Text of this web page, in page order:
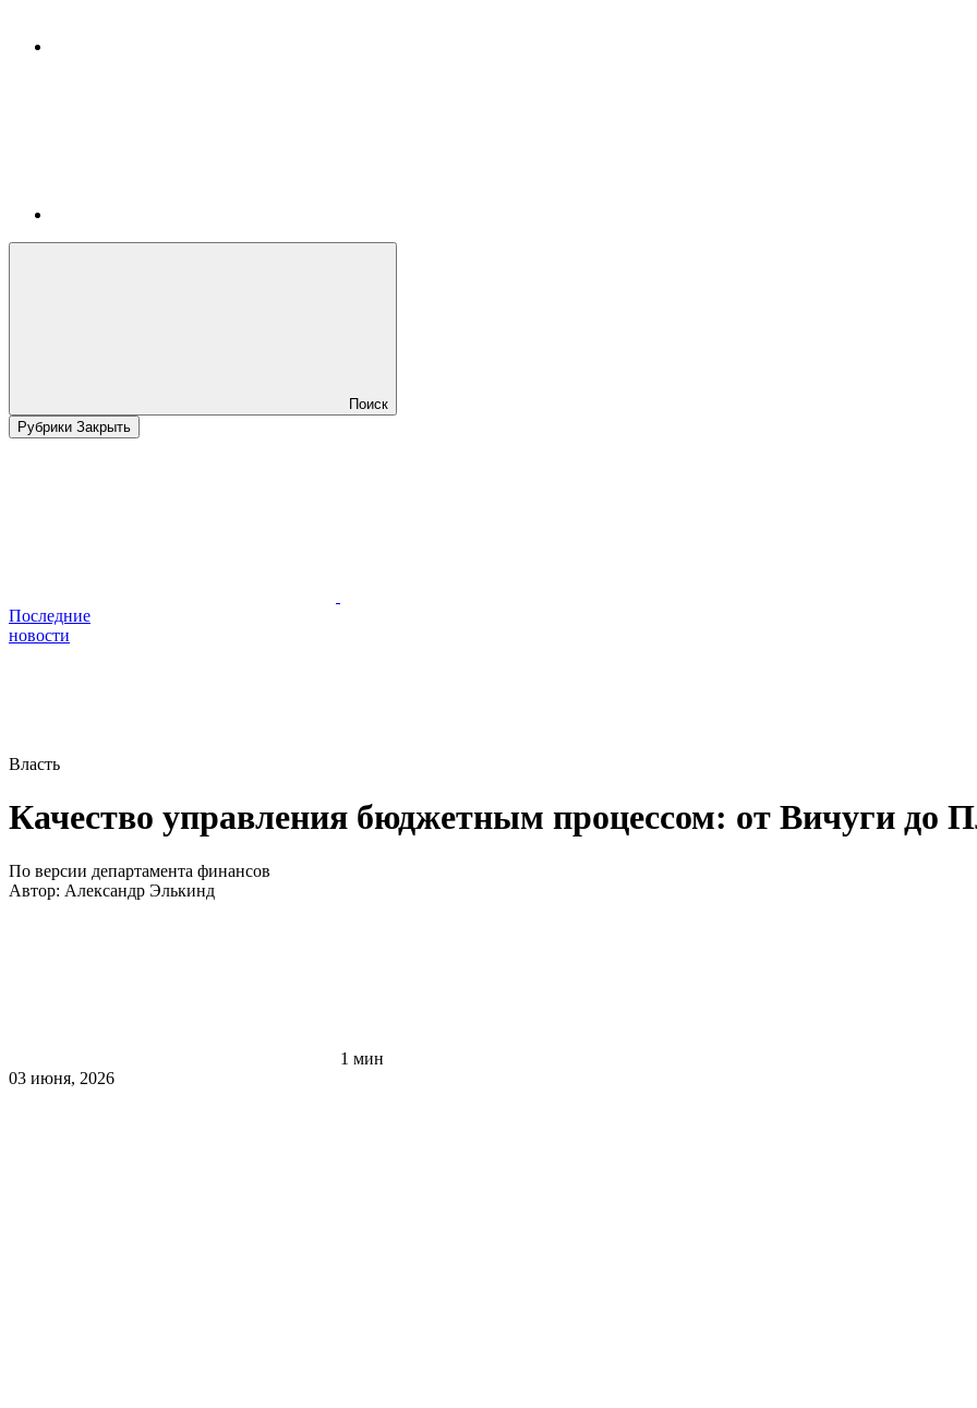
Поиск
Рубрики Закрыть
Последние
новости
Власть
Качество управления бюджетным процессом: от Вичуги до
По версии департамента финансов
Автор: Александр Элькинд
1 мин
03 июня, 2026